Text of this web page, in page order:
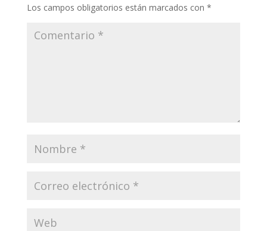
Los campos obligatorios están marcados con *